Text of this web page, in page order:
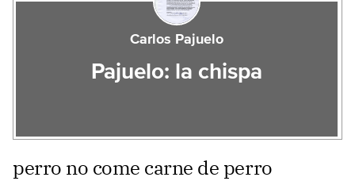
Carlos Pajuelo
Pajuelo: la chispa
perro no come carne de perro